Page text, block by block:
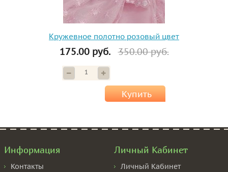
Кружевное полотно розовый цвет
175.00 руб. 350.00 руб.
Купить
Информация
Контакты
Личный Кабинет
Личный Кабинет